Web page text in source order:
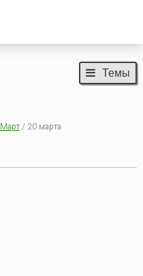
Темы
Март/ 20 марта